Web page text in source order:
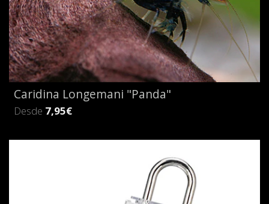
Caridina Longemani "Panda"
Desde 7,95€